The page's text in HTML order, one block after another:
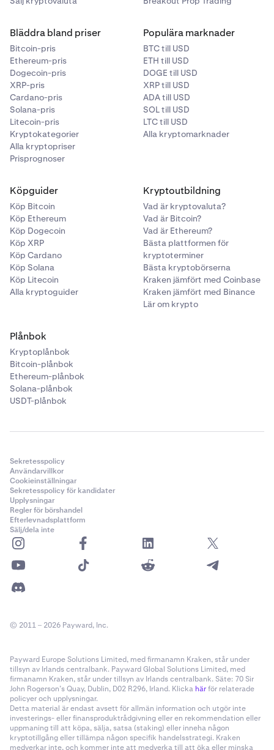
Bläddra bland priser
Bitcoin-pris
Ethereum-pris
Dogecoin-pris
XRP-pris
Cardano-pris
Solana-pris
Litecoin-pris
Kryptokategorier
Alla kryptopriser
Prisprognoser
Populära marknader
BTC till USD
ETH till USD
DOGE till USD
XRP till USD
ADA till USD
SOL till USD
LTC till USD
Alla kryptomarknader
Köpguider
Köp Bitcoin
Köp Ethereum
Köp Dogecoin
Köp XRP
Köp Cardano
Köp Solana
Köp Litecoin
Alla kryptoguider
Kryptoutbildning
Vad är kryptovaluta?
Vad är Bitcoin?
Vad är Ethereum?
Bästa plattformen för
kryptoterminer
Bästa kryptobörserna
Kraken jämfört med Coinbase
Kraken jämfört med Binance
Lär om krypto
Plånbok
Kryptoplånbok
Bitcoin-plånbok
Ethereum-plånbok
Solana-plånbok
USDT-plånbok
Sekretesspolicy
Användarvillkor
Cookieinställningar
Sekretesspolicy för kandidater
Upplysningar
Regler för börshandel
Efterlevnadsplattform
Sälj/dela inte
© 2011 – 2026 Payward, Inc.
Payward Europe Solutions Limited, med firmanamn Kraken, står under
tillsyn av Irlands centralbank. Payward Global Solutions Limited, med
firmanamn Kraken, står under tillsyn av Irlands centralbank. Säte: 70 Sir
John Rogerson’s Quay, Dublin, D02 R296, Irland. Klicka härför relaterade
policyer och upplysningar.
Detta material är endast avsett för allmän information och utgör inte
investerings- eller finansproduktrådgivning eller en rekommendation eller
uppmaning till att köpa, sälja, satsa (staking) eller inneha någon
kryptotillgång eller tillämpa någon specifik handelsstrategi. Kraken
medverkar inte, och kommer inte att medverka till att öka eller minska